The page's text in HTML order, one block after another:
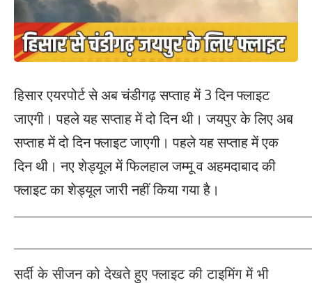
हिसार एयरपोर्ट से अब चंडीगढ़ सप्ताह में 3 दिन फ्लाइट
जाएगी। पहले यह सप्ताह में दो दिन थी। जयपुर के लिए अब
सप्ताह में दो दिन फ्लाइट जाएगी। पहले यह सप्ताह में एक
दिन थी। नए शेड्यूल में फिलहाल जम्मू व अहमदाबाद की
फ्लाइट का शेड्यूल जारी नहीं किया गया है।
सर्दी के सीजन को देखते हुए फ्लाइट की टाइमिंग में भी